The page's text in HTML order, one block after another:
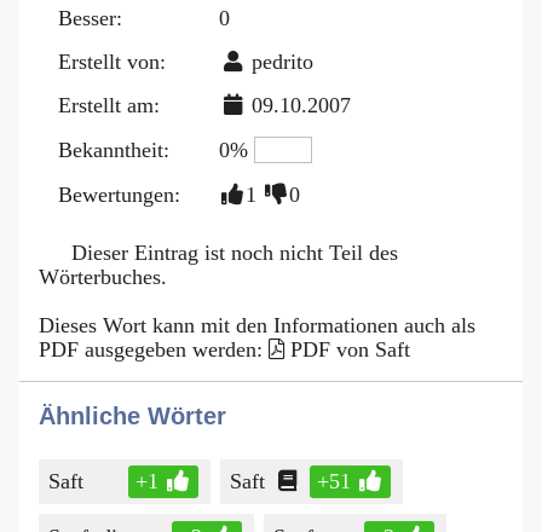
Besser:
0
Erstellt von:
pedrito
Erstellt am:
09.10.2007
Bekanntheit:
0%
Bewertungen:
1 0
Dieser Eintrag ist noch nicht Teil des
Wörterbuches.
Dieses Wort kann mit den Informationen auch als
PDF ausgegeben werden:
PDF von Saft
Ähnliche Wörter
Saft +1 Saft +51